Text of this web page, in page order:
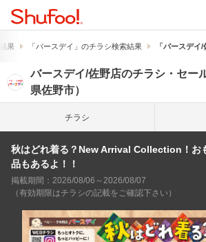
果 「バースデイ」のチラシ検索結果 「バースデイ
バースデイ/佐野店のチラシ・セー
県佐野市）
チラシ
秋はどれ着る？New Arrival Collection！お
品もあるよ！！
掲載期間：2026/08/06～2026/08/07
（有効期限はチラシの記載をご確認下さい）